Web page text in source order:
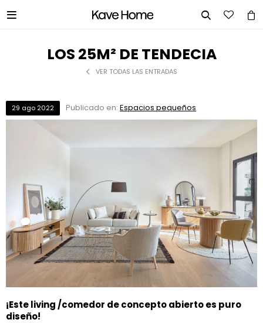
 
LOS 25M² DE TENDECIA
VER TODAS LAS ENTRADAS
29 ago 2022 Publicado en: Espacios pequeños
¡Este living /comedor de concepto abierto es puro
diseño!